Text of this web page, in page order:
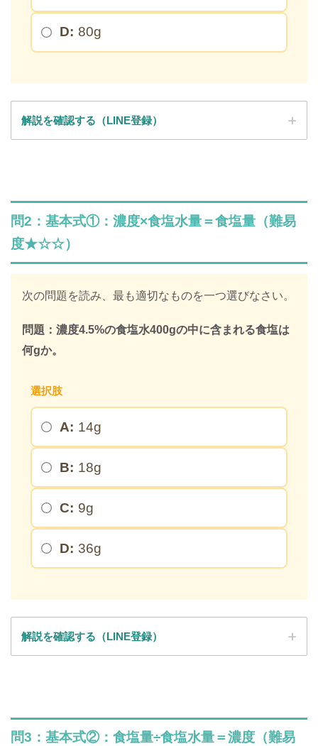
D: 80g
解説を確認する（LINE登録）
解説はLINE登録で確認できます
312,887人が登録済み
＼ 無料・1分で登録完了！ ／
※このページを開いたまま登録してください
問2：基本式①：濃度×食塩水量＝食塩量（難易
度★☆☆）
次の問題を読み、最も適切なものを一つ選びなさい。
問題：濃度4.5%の食塩水400gの中に含まれる食塩は
何gか。
選択肢
A: 14g
B: 18g
C: 9g
D: 36g
解説を確認する（LINE登録）
解説はLINE登録で確認できます
問3：基本式②：食塩量÷食塩水量＝濃度（難易